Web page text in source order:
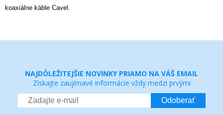
koaxiálne káble Cavel.
NAJDÔLEŽITEJŠIE NOVINKY PRIAMO NA VÁŠ EMAIL
Získajte zaujímavé informácie vždy medzi prvými
Odoberať